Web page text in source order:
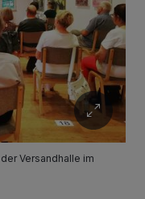
Versandhalle im